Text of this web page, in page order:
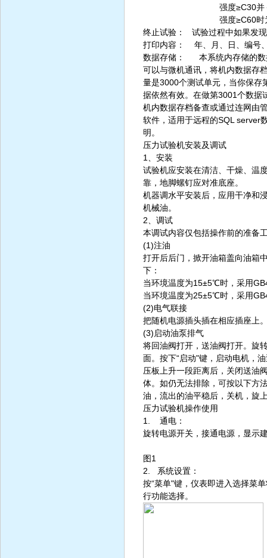
强度≥C30并＜C60
强度≥C60时为
终止试验： 试验过程中如果发
打印内容： 年、月、日、编号
数据存储： 本系统内存储的数
可以与微机通讯，将机内数据存
量是3000个测试单元，当你保存
据依然有效。在做第3001个数据
机内数据存档备查或通过连网由
软件，适用于远程的SQL server
明。
压力试验机安装及调试
1、安装
试验机应安装在清洁、干燥、温
靠，地脚螺钉应对准底座。
机器调水平安装后，应用干净和
机械油。
2、调试
本调试内容仅包括操作前的准备
(1)注油
打开后后门，掀开油箱盖向油箱
下：
当环境温度为15±5℃时，采用
当环境温度为25±5℃时，采用
(2)电气联接
把随机电源插头插在相应插座上
(3)启动油泵排气
将回油阀打开，送油阀打开。旋
面。按下“启动"键，启动电机，
压板上升一段距离后，关闭送油
体。如仍无法排除，可按以下方
油，流出的油平稳后，关机，旋
压力试验机操作使用
1. 通电：
旋转电源开关，接通电源，显示
图1
2. 系统设置：
按“菜单"键，仪表即进入选择菜
行功能选择。